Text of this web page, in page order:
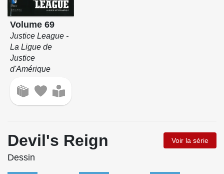
Volume 69
Justice League -
La Ligue de
Justice
d'Amérique
Devil's Reign Voir la série
Dessin